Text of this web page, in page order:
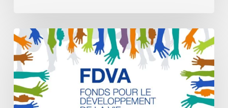
FDVA
2
–
Fonctionnement
et